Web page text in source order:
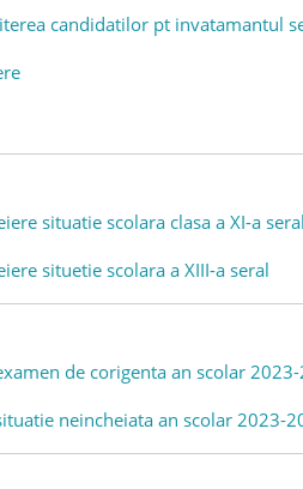
candidatilor pt invatamantul
situatie scolara clasa a XI-a seral
situetie scolara a XIII-a seral
de corigenta an scolar
neincheiata an scolar 2023-